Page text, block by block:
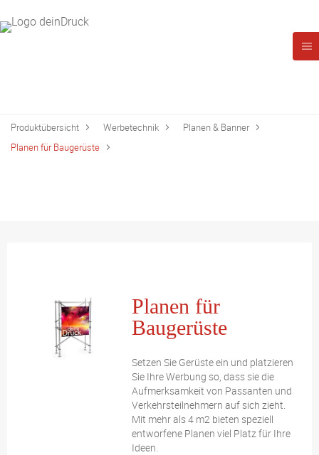
Produktübersicht Werbetechnik
Planen & Banner
Planen für Baugerüste
Planen für
Baugerüste
Setzen Sie Gerüste ein und platzieren
Sie Ihre Werbung so, dass sie die
Aufmerksamkeit von Passanten und
Verkehrsteilnehmern auf sich zieht.
Mit mehr als 4 m2 bieten speziell
entworfene Planen viel Platz für Ihre
Ideen.